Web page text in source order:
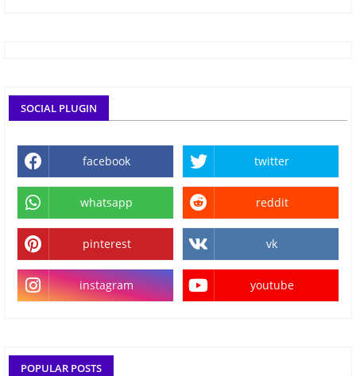
SOCIAL PLUGIN
facebook twitter
whatsapp reddit
pinterest vk
instagram youtube
POPULAR POSTS